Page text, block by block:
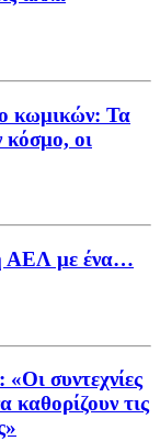
κωμικών: Τα
κόσμο, οι
ΑΕΛ με ένα…
συντεχνίες
καθορίζουν τις